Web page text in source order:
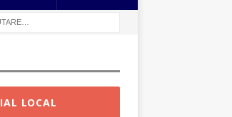
LOCAL